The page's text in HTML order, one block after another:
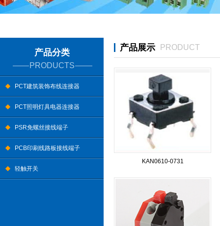
产品分类
PRODUCTS
PCT建筑装饰布线连接器
PCT照明灯具电器连接器
PSR免螺丝接线端子
PCB印刷线路板接线端子
轻触开关
产品展示 PRODUCT
KAN0610-0731